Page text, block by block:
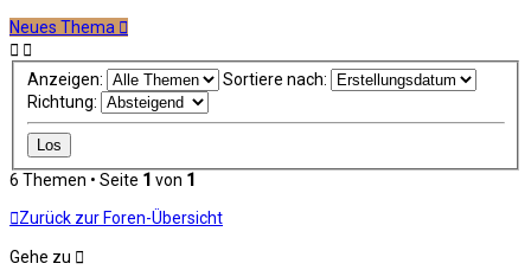
Neues Thema
Anzeigen:
Sortiere nach:
Richtung:
6 Themen • Seite 1 von 1
Zurück zur Foren-Übersicht
Gehe zu